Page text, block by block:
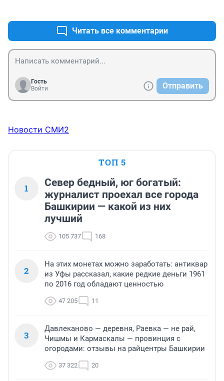
Читать все комментарии
Гость
Войти
Отправить
Новости СМИ2
ТОП 5
1
Север бедный, юг богатый:
журналист проехал все города
Башкирии — какой из них
лучший
105 737 168
2
На этих монетах можно заработать: антиквар
из Уфы рассказал, какие редкие деньги 1961
по 2016 год обладают ценностью
47 205 11
3
Давлеканово — деревня, Раевка — не рай,
Чишмы и Кармаскалы — провинция с
огородами: отзывы на райцентры Башкирии
37 322 20